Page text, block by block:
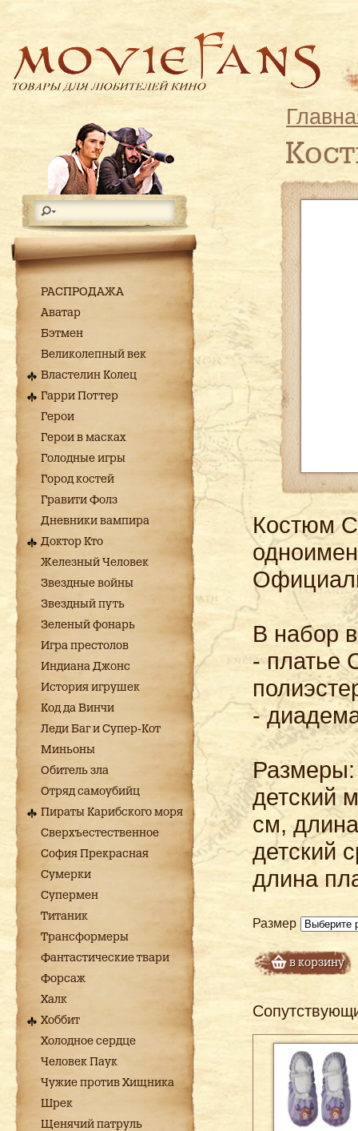
РАСПРОДАЖА
Аватар
Бэтмен
Великолепный век
Властелин Колец
Гарри Поттер
Герои
Герои в масках
Голодные игры
Город костей
Гравити Фолз
Дневники вампира
Доктор Кто
Железный Человек
Звездные войны
Звездный путь
Зеленый фонарь
Игра престолов
Индиана Джонс
История игрушек
Код да Винчи
Леди Баг и Супер-Кот
Миньоны
Обитель зла
Отряд самоубийц
Пираты Карибского моря
Сверхъестественное
София Прекрасная
Сумерки
Супермен
Титаник
Трансформеры
Фантастические твари
Форсаж
Халк
Хоббит
Холодное сердце
Человек Паук
Чужие против Хищника
Шрек
Щенячий патруль
Костюм
В набор
- платье
-
Размеры:
детский
см,
детский
длина
Размер
в корзину